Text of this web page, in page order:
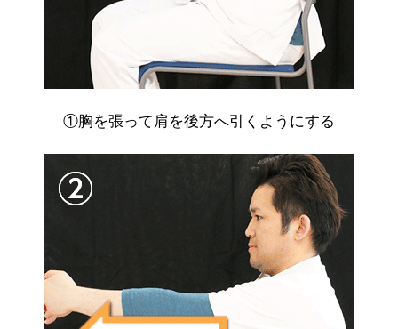
①胸を張って肩を後方へ引くようにする